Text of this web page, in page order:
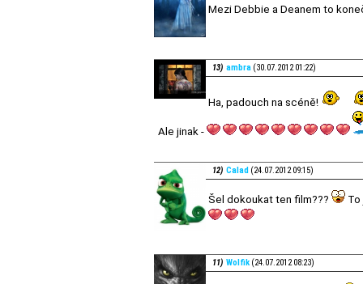
Mezi Debbie a Deanem to
13) ambra (30.07.2012 01:22)
Ha, padouch na scéně!
Ale jinak -
12) Calad (24.07.2012 09:15)
Šel dokoukat ten film??? To
11) Wolfik (24.07.2012 08:23)